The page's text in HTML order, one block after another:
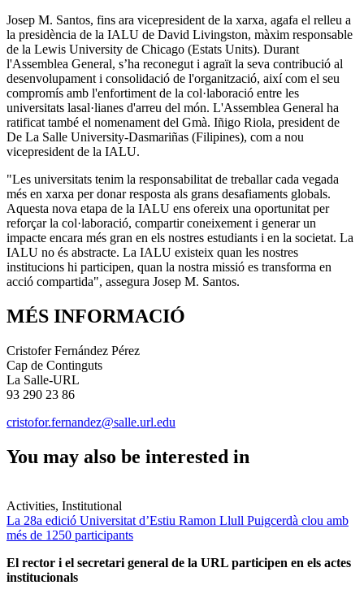
Josep M. Santos, fins ara vicepresident de la xarxa, agafa el relleu a
la presidència de la IALU de David Livingston, màxim responsable
de la Lewis University de Chicago (Estats Units). Durant
l'Assemblea General, s’ha reconegut i agraït la seva contribució al
desenvolupament i consolidació de l'organització, així com el seu
compromís amb l'enfortiment de la col·laboració entre les
universitats lasal·lianes d'arreu del món. L'Assemblea General ha
ratificat també el nomenament del Gmà. Iñigo Riola, president de
De La Salle University-Dasmariñas (Filipines), com a nou
vicepresident de la IALU.
"Les universitats tenim la responsabilitat de treballar cada vegada
més en xarxa per donar resposta als grans desafiaments globals.
Aquesta nova etapa de la IALU ens ofereix una oportunitat per
reforçar la col·laboració, compartir coneixement i generar un
impacte encara més gran en els nostres estudiants i en la societat. La
IALU no és abstracte. La IALU existeix quan les nostres
institucions hi participen, quan la nostra missió es transforma en
acció compartida", assegura Josep M. Santos.
MÉS INFORMACIÓ
Cristofer Fernández Pérez
Cap de Continguts
La Salle-URL
93 290 23 86
cristofor.fernandez@salle.url.edu
You may also be interested in
Activities, Institutional
La 28a edició Universitat d’Estiu Ramon Llull Puigcerdà clou amb
més de 1250 participants
El rector i el secretari general de la URL participen en els actes
institucionals